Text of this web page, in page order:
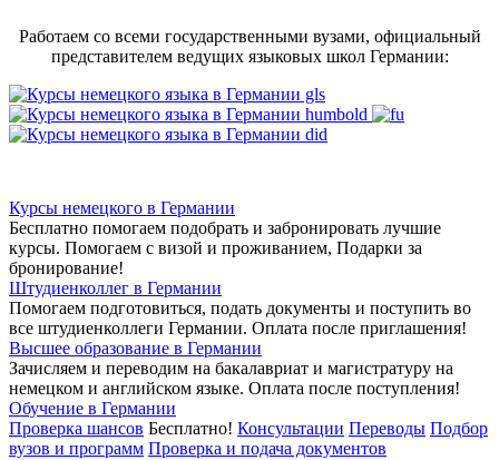
Работаем со всеми государственными вузами, официальный
представителем ведущих языковых школ Германии:
Курсы немецкого в Германии
Бесплатно помогаем подобрать и забронировать лучшие
курсы. Помогаем с визой и проживанием, Подарки за
бронирование!
Штудиенколлег в Германии
Помогаем подготовиться, подать документы и поступить во
все штудиенколлеги Германии. Оплата после приглашения!
Высшее образование в Германии
Зачисляем и переводим на бакалавриат и магистратуру на
немецком и английском языке. Оплата после поступления!
Обучение в Германии
Проверка шансов Бесплатно! Консультации Переводы Подбор
вузов и программ Проверка и подача документов